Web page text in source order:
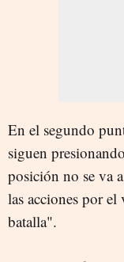
En el segundo
siguen
posición no se va
las acciones por
batalla".